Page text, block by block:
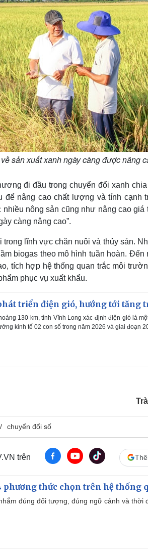
sản xuất xanh ngày càng được nâng
đi đầu trong chuyển đổi xanh chia
nâng cao chất lượng và tính cạnh
nông sản cũng như nâng cao giá
càng nâng cao”.
lĩnh vực chăn nuôi và thủy sản.
biogas theo mô hình tuần hoàn. Đến
tích hợp hệ thống quan trắc môi
phục vụ xuất khẩu.
triển điện gió, hướng tới tăng
130 km, tỉnh Vĩnh Long xác định điện gió là
kinh tế 02 con số trong năm 2026 và giai đoạn
chuyển đổi số
trên
phương thức chọn trên hệ thống
đúng đối tượng, đúng ngữ cảnh và thời